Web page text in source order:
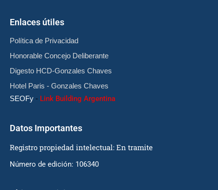
Enlaces útiles
Política de Privacidad
Honorable Concejo Deliberante
Digesto HCD-Gonzales Chaves
Hotel Paris - Gonzales Chaves
SEOFy - Link Building Argentina
Datos Importantes
Registro propiedad intelectual: En tramite
Número de edición: 106340